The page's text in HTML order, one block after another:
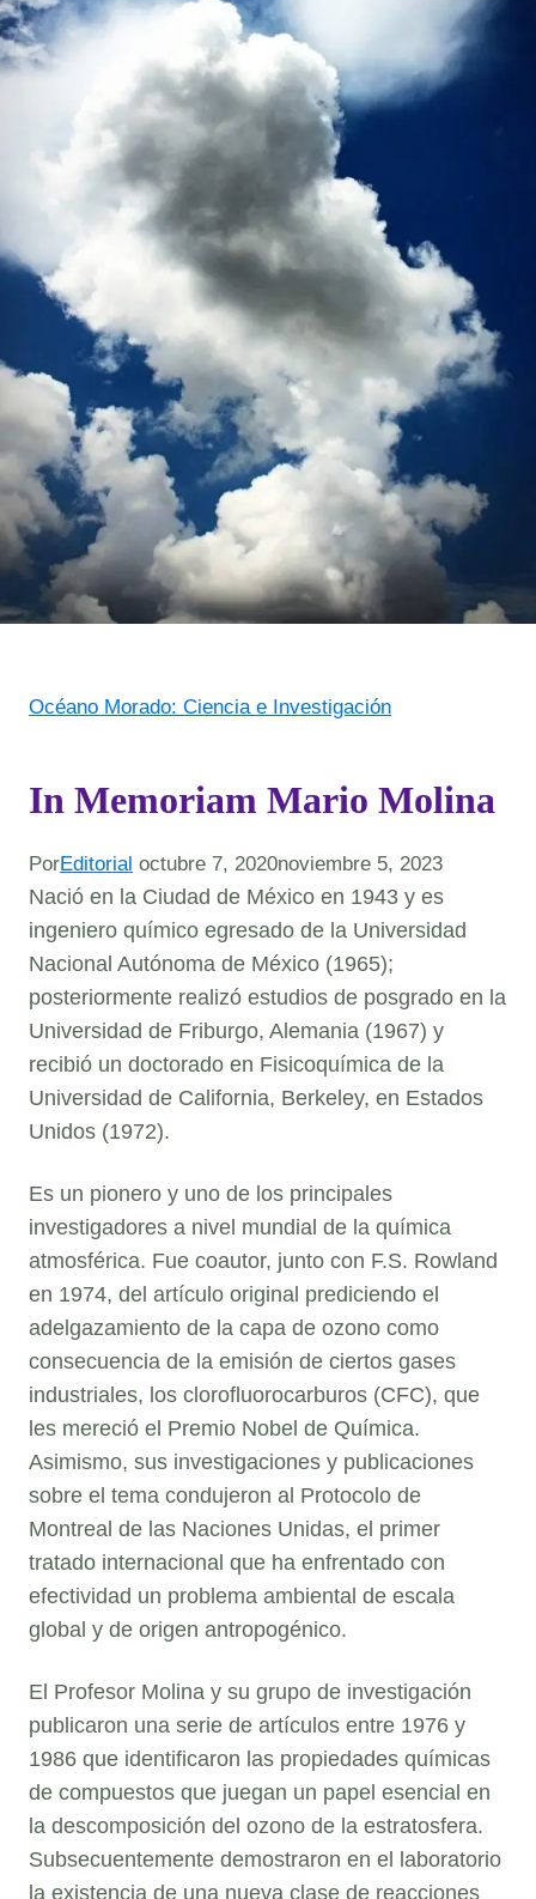
Océano Morado: Ciencia e Investigación
In Memoriam Mario Molina
PorEditorial octubre 7, 2020noviembre 5, 2023
Nació en la Ciudad de México en 1943 y es
ingeniero químico egresado de la Universidad
Nacional Autónoma de México (1965);
posteriormente realizó estudios de posgrado en la
Universidad de Friburgo, Alemania (1967) y
recibió un doctorado en Fisicoquímica de la
Universidad de California, Berkeley, en Estados
Unidos (1972).
Es un pionero y uno de los principales
investigadores a nivel mundial de la química
atmosférica. Fue coautor, junto con F.S. Rowland
en 1974, del artículo original prediciendo el
adelgazamiento de la capa de ozono como
consecuencia de la emisión de ciertos gases
industriales, los clorofluorocarburos (CFC), que
les mereció el Premio Nobel de Química.
Asimismo, sus investigaciones y publicaciones
sobre el tema condujeron al Protocolo de
Montreal de las Naciones Unidas, el primer
tratado internacional que ha enfrentado con
efectividad un problema ambiental de escala
global y de origen antropogénico.
El Profesor Molina y su grupo de investigación
publicaron una serie de artículos entre 1976 y
1986 que identificaron las propiedades químicas
de compuestos que juegan un papel esencial en
la descomposición del ozono de la estratosfera.
Subsecuentemente demostraron en el laboratorio
la existencia de una nueva clase de reacciones